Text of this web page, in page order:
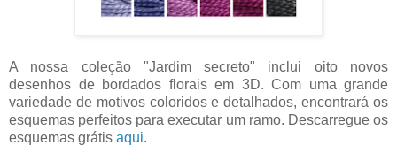
A nossa coleção "Jardim secreto" inclui oito novos
desenhos de bordados florais em 3D. Com uma grande
variedade de motivos coloridos e detalhados, encontrará os
esquemas perfeitos para executar um ramo. Descarregue os
esquemas grátis aqui.